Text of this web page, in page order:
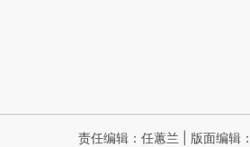
责任编辑：任蕙兰 | 版面编辑